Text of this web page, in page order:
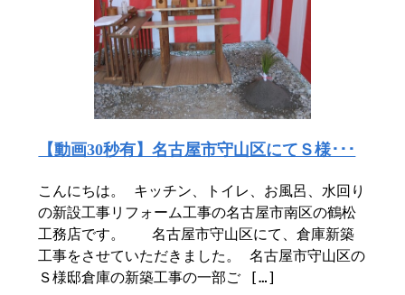
【動画30秒有】名古屋市守山区にてＳ様･･･
こんにちは。 キッチン、トイレ、お風呂、水回り
の新設工事リフォーム工事の名古屋市南区の鶴松
工務店です。 名古屋市守山区にて、倉庫新築
工事をさせていただきました。 名古屋市守山区の
Ｓ様邸倉庫の新築工事の一部ご […]